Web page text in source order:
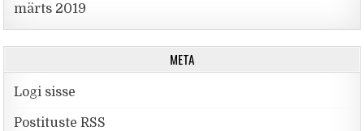
märts 2019
META
Logi sisse
Postituste RSS